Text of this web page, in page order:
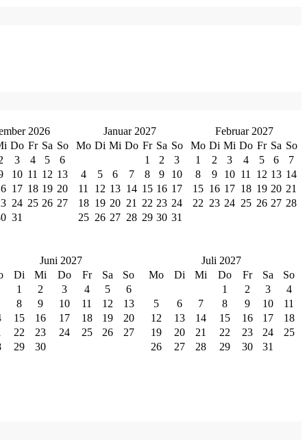
2026
Do Fr Sa So
3 4 5
6
10 11 12 13
17 18 19 20
24 25 26 27
31
Januar 2027
Mo Di Mi Do Fr Sa So
1
2
3
4
5 6 7 8 9
10
11
12 13 14 15 16 17
18 19 20 21 22 23 24
25 26 27 28 29 30 31
Februar 2027
Mo Di Mi Do Fr Sa So
1
2 3 4 5 6
7
8
9 10 11 12 13 14
15 16 17 18 19 20 21
22 23 24 25 26 27 28
Juni 2027
Di Mi Do Fr Sa
So
1
2 3 4 5
6
8 9 10 11 12
13
15 16 17 18 19
20
22 23 24 25 26
27
29 30
Juli 2027
Mo
Di Mi Do Fr Sa
So
1
2 3
4
5
6 7 8 9 10
11
12
13 14 15 16 17
18
19
20 21 22 23 24
25
26
27 28 29 30 31